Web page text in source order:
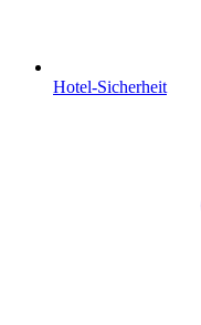
Hotel-Sicherheit